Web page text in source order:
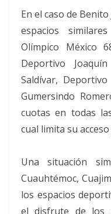
En el caso de
espacios
Olímpico México
Deportivo
Saldívar,
Gumersindo
cuotas en todas
cual limita su
Una situación
Cuauhtémoc,
los espacios
el disfrute de los